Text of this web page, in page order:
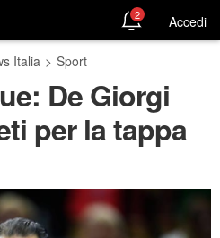
2 Accedi
Italia > Sport
De Giorgi
per la tappa